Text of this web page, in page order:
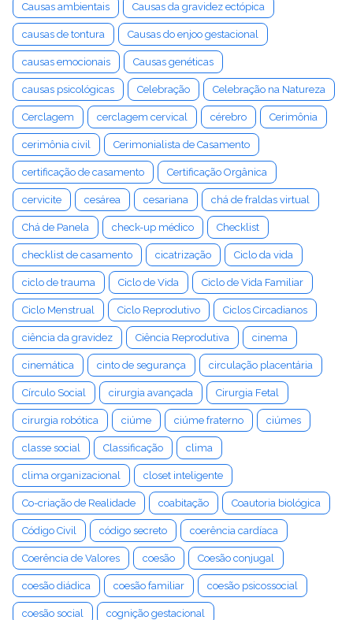
Causas ambientais Causas da gravidez ectópica
causas de tontura Causas do enjoo gestacional
causas emocionais Causas genéticas
causas psicológicas Celebração Celebração na Natureza
Cerclagem cerclagem cervical cérebro Cerimônia
cerimônia civil Cerimonialista de Casamento
certificação de casamento Certificação Orgânica
cervicite cesárea cesariana chá de fraldas virtual
Chá de Panela check-up médico Checklist
checklist de casamento cicatrização Ciclo da vida
ciclo de trauma Ciclo de Vida Ciclo de Vida Familiar
Ciclo Menstrual Ciclo Reprodutivo Ciclos Circadianos
ciência da gravidez Ciência Reprodutiva cinema
cinemática cinto de segurança circulação placentária
Círculo Social cirurgia avançada Cirurgia Fetal
cirurgia robótica ciúme ciúme fraterno ciúmes
classe social Classificação clima
clima organizacional closet inteligente
Co-criação de Realidade coabitação Coautoria biológica
Código Civil código secreto coerência cardíaca
Coerência de Valores coesão Coesão conjugal
coesão diádica coesão familiar coesão psicossocial
coesão social cognição gestacional